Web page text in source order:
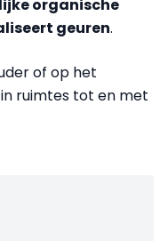
organische
geuren.
of op het
ruimtes tot en met